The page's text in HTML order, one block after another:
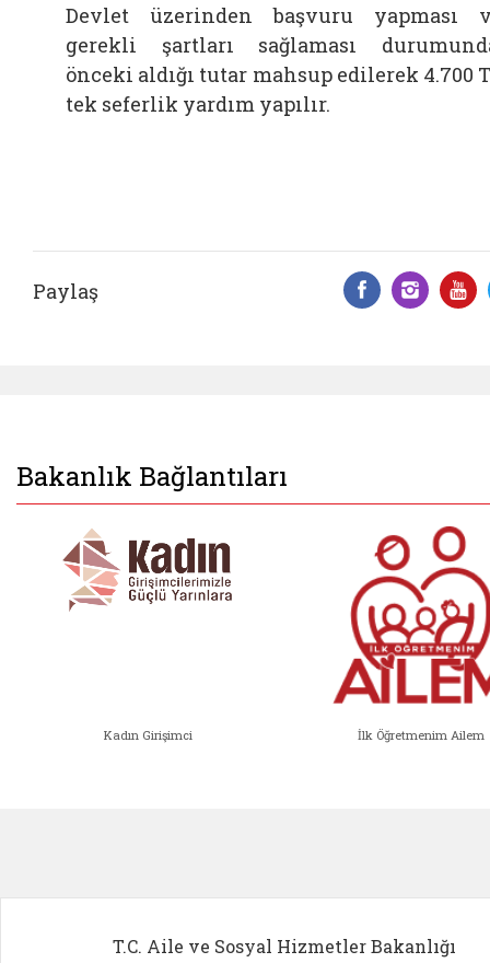
Devlet üzerinden başvuru yapması
gerekli şartları sağlaması
önceki aldığı tutar mahsup edilerek 4.700
tek seferlik yardım yapılır.
Paylaş
Bakanlık Bağlantıları
Kadın Girişimci İlk Öğretmenim Ailem
T.C. Aile ve Sosyal Hizmetler Bakanlığı